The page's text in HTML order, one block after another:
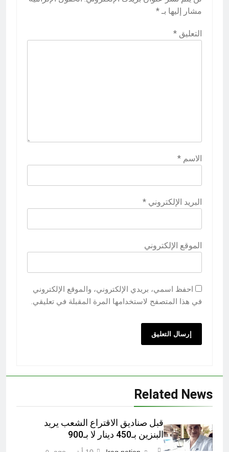
مشار إليها بـ *
التعليق *
الاسم *
البريد الإلكتروني *
الموقع الإلكتروني
احفظ اسمي، بريدي الإلكتروني، والموقع الإلكتروني
في هذا المتصفح لاستخدامها المرة المقبلة في تعليقي.
Related News
قبل صناديق الاقتراع الشعب يريد
البنزين بـ450 دينار لا بـ900